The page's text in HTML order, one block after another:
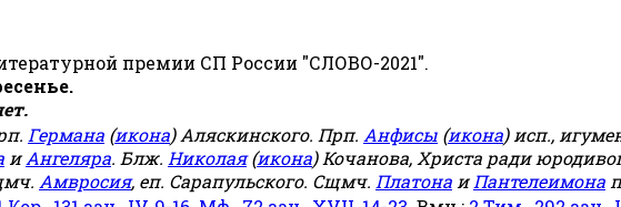
премии СП России "СЛОВО-2021".
Германа (икона) Аляскинского. Прп. Анфисы (икона) исп.,
иАнгеляра. Блж. Николая(икона) Кочанова, Христа ради
Амвросия, еп. Сарапульского. Сщмч. Платона иПантелеимона